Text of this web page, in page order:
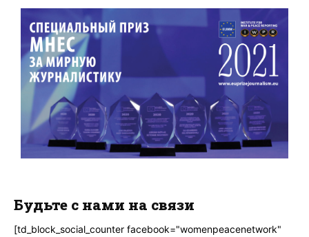
Будьте с нами на связи
[td_block_social_counter facebook="womenpeacenetwork"